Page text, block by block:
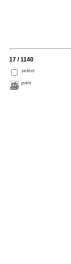
17 / 1140
select
print